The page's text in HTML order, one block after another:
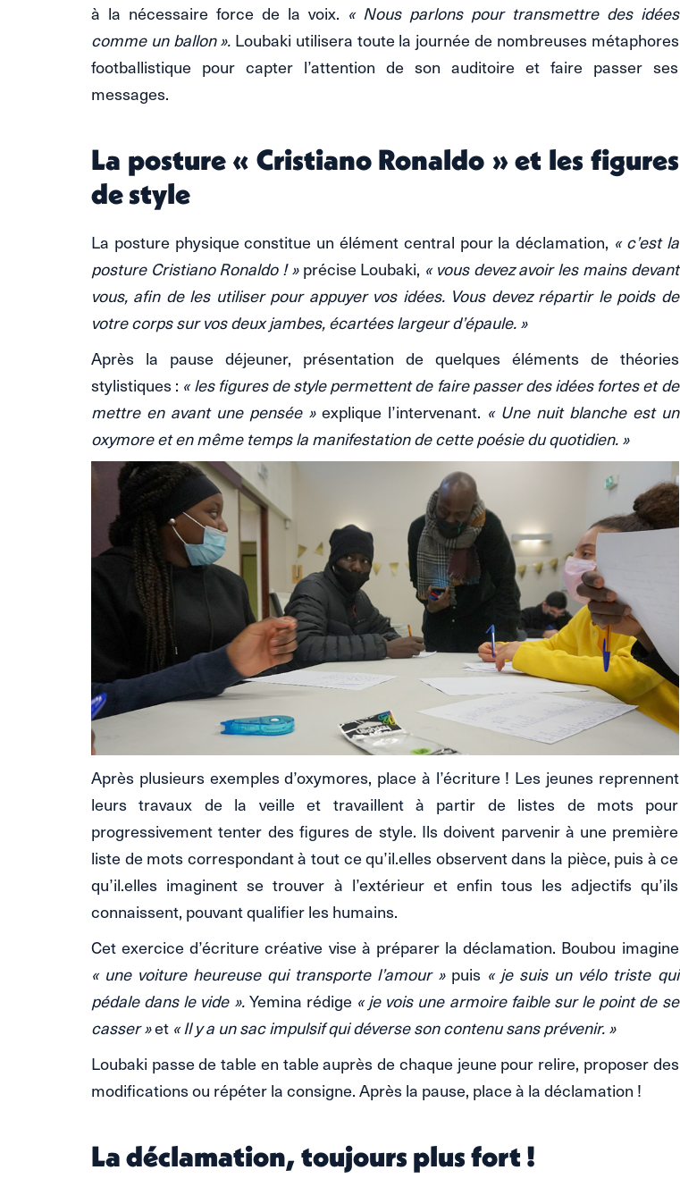
à la nécessaire force de la voix. « Nous parlons pour transmettre des idées
comme un ballon ». Loubaki utilisera toute la journée de nombreuses métaphores
footballistique pour capter l’attention de son auditoire et faire passer ses
messages.
La posture « Cristiano Ronaldo » et les figures
de style
La posture physique constitue un élément central pour la déclamation, « c’est la
posture Cristiano Ronaldo ! »précise Loubaki, « vous devez avoir les mains devant
vous, afin de les utiliser pour appuyer vos idées. Vous devez répartir le poids de
votre corps sur vos deux jambes, écartées largeur d’épaule. »
Après la pause déjeuner, présentation de quelques éléments de théories
stylistiques : « les figures de style permettent de faire passer des idées fortes et de
mettre en avant une pensée »explique l’intervenant. « Une nuit blanche est un
oxymore et en même temps la manifestation de cette poésie du quotidien. »
Après plusieurs exemples d’oxymores, place à l’écriture ! Les jeunes reprennent
leurs travaux de la veille et travaillent à partir de listes de mots pour
progressivement tenter des figures de style. Ils doivent parvenir à une première
liste de mots correspondant à tout ce qu’il.elles observent dans la pièce, puis à ce
qu’il.elles imaginent se trouver à l’extérieur et enfin tous les adjectifs qu’ils
connaissent, pouvant qualifier les humains.
Cet exercice d’écriture créative vise à préparer la déclamation. Boubou imagine
« une voiture heureuse qui transporte l’amour »puis « je suis un vélo triste qui
pédale dans le vide ».Yemina rédige « je vois une armoire faible sur le point de se
casser »et « Il y a un sac impulsif qui déverse son contenu sans prévenir. »
Loubaki passe de table en table auprès de chaque jeune pour relire, proposer des
modifications ou répéter la consigne. Après la pause, place à la déclamation !
La déclamation, toujours plus fort !